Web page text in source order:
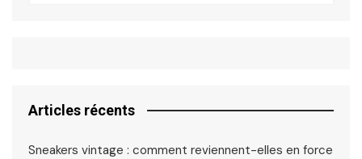
Articles récents
Sneakers vintage : comment reviennent-elles en force